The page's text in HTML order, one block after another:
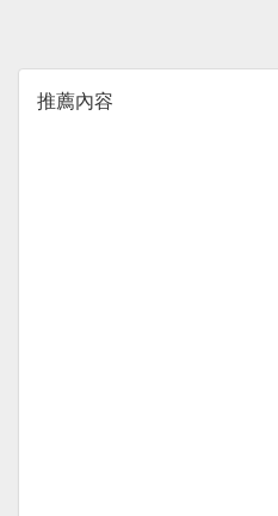
推薦內容